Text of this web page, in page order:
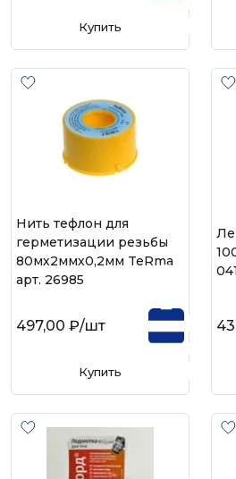
Купить
Нить тефлон для
герметизации резьбы
80мх2ммх0,2мм TeRma
арт. 26985
497,00 ₽/шт
Купить